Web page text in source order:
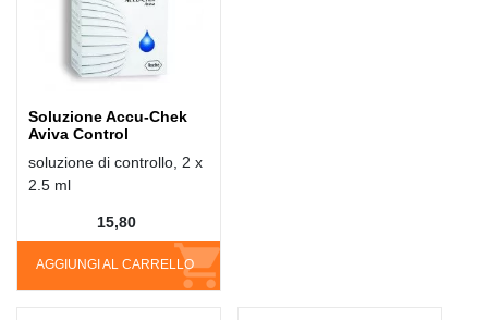
Soluzione Accu-Chek
Aviva Control
soluzione di controllo, 2 x
2.5 ml
AGGIUNGI AL CARRELLO
15,80